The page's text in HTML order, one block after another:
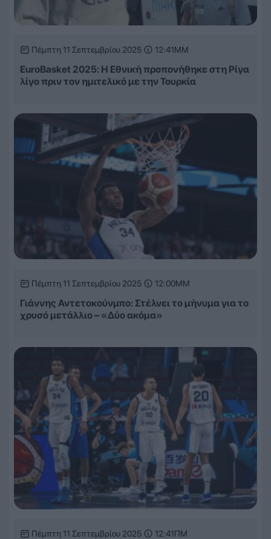
Πέμπτη 11 Σεπτεμβρίου 2025 12:41ΜΜ
EuroBasket 2025: Η Εθνική προπονήθηκε στη Ρίγα
λίγο πριν τον ημιτελικό με την Τουρκία
Πέμπτη 11 Σεπτεμβρίου 2025 12:00ΜΜ
Γιάννης Αντετοκούνμπο: Στέλνει το μήνυμα για το
χρυσό μετάλλιο – «Δύο ακόμα»
Πέμπτη 11 Σεπτεμβρίου 2025 12:41ΠΜ